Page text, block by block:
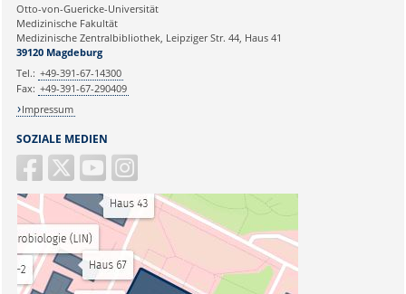
SOZIALE MEDIEN
Otto-von-Guericke-Universität
Medizinische Fakultät
Medizinische Zentralbibliothek, Leipziger Str. 44, Haus 41
39120 Magdeburg
Tel.: +49-391-67-14300
Fax: +49-391-67-290409
Impressum